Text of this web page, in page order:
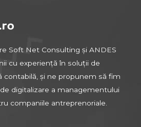
Soft Net Consulting și ANDES
cu experiență în soluții de
contabilă, și ne propunem să fim
digitalizare a managementului
companiile antreprenoriale.